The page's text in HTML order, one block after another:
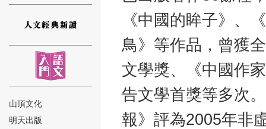
⑫
山頂文化
明天出版
《中國的眸子》、
鳥》等作品，曾獲
文學獎、《中國作
告文學首獎等多次
報》評為2005年非